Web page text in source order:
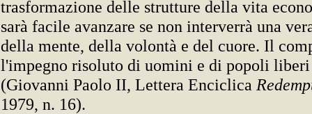
trasformazione delle strutture della vita
sarà facile avanzare se non interverrà una
della mente, della volontà e del cuore. Il
l'impegno risoluto di uomini e di popoli
(Giovanni Paolo II, Lettera Enciclica
1979, n. 16).